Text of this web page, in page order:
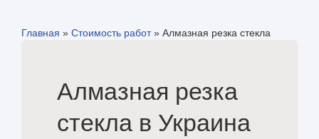
Главная » Стоимость работ» Алмазная резка стекла
Алмазная резка
стекла в Украина